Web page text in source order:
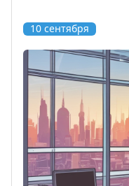
10 сентября